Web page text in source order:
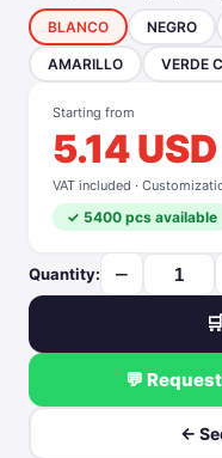
BLANCO NEGRO
AMARILLO VERDE
Starting from
5.14 USD
VAT included ·
✓ 5400 pcs available
Quantity: −
💬
←